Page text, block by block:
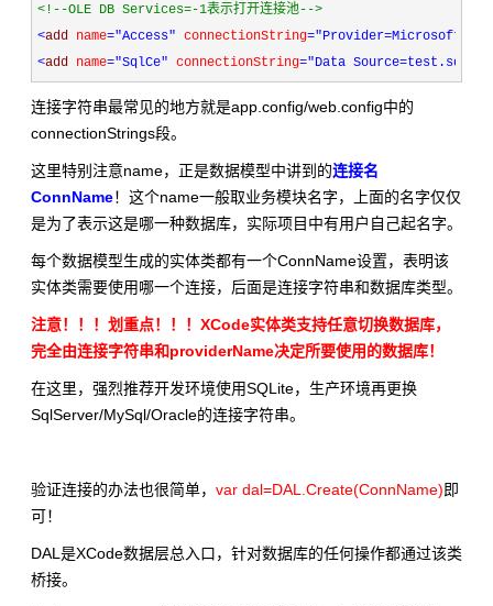
<!--OLE DB Services=-1表示打开连接池-->
<add name="Access" connectionString
<add name="SqlCe" connectionString="Data Source=test.sdf;"
连接字符串最常见的地方就是app.config/web.config中的
connectionStrings段。
这里特别注意name，正是数据模型中讲到的连接名
ConnName！这个name一般取业务模块名字，上面的名字仅仅
是为了表示这是哪一种数据库，实际项目中有用户自己起名字。
每个数据模型生成的实体类都有一个ConnName设置，表明该
实体类需要使用哪一个连接，后面是连接字符串和数据库类型。
注意！！！划重点！！！XCode实体类支持任意切换数据库，
完全由连接字符串和providerName决定所要使用的数据库！
在这里，强烈推荐开发环境使用SQLite，生产环境再更换
SqlServer/MySql/Oracle的连接字符串。
验证连接的办法也很简单， var dal=DAL.Create(ConnName)即
可！
DAL是XCode数据层总入口，针对数据库的任何操作都通过该类
桥接。